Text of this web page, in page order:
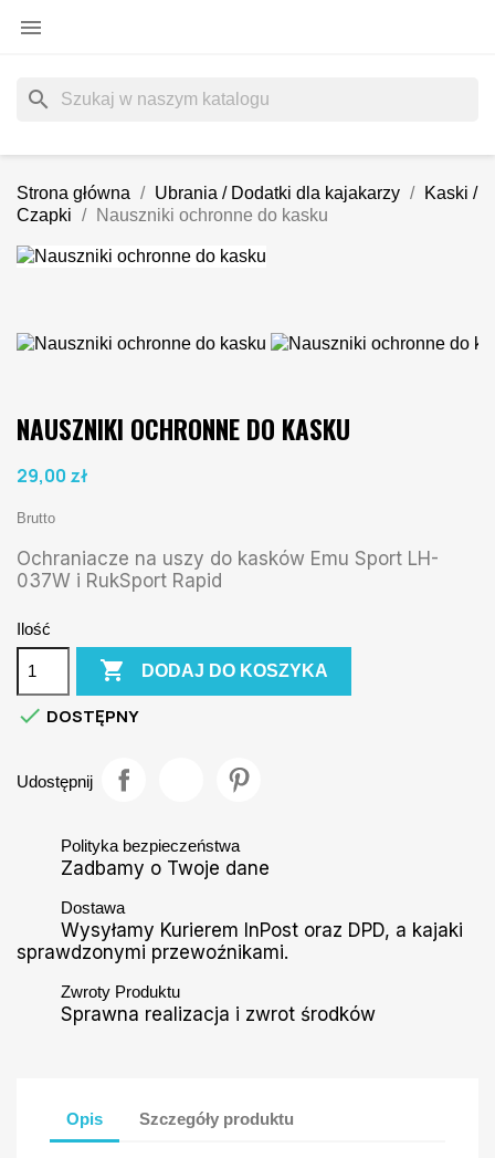

search
Strona główna Ubrania / Dodatki dla kajakarzy
Kaski /
Czapki
Nauszniki ochronne do kasku
NAUSZNIKI OCHRONNE DO KASKU
29,00 zł
Brutto
Ochraniacze na uszy do kasków Emu Sport LH-
037W i RukSport Rapid
Ilość
 DODAJ DO KOSZYKA
 DOSTĘPNY
Udostępnij
Polityka bezpieczeństwa
Zadbamy o Twoje dane
Dostawa
Wysyłamy Kurierem InPost oraz DPD, a kajaki
sprawdzonymi przewoźnikami.
Zwroty Produktu
Sprawna realizacja i zwrot środków
Opis Szczegóły produktu